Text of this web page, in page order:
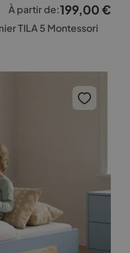
À partir de:199,00 €
TILA 5 Montessori